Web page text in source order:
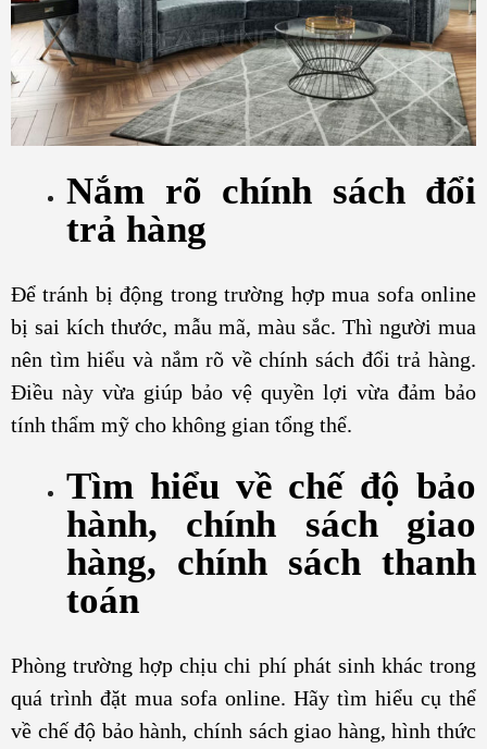
Nắm rõ chính sách đổi
trả hàng
Để tránh bị động trong trường hợp mua sofa online
bị sai kích thước, mẫu mã, màu sắc. Thì người mua
nên tìm hiểu và nắm rõ về chính sách đổi trả hàng.
Điều này vừa giúp bảo vệ quyền lợi vừa đảm bảo
tính thẩm mỹ cho không gian tổng thể.
Tìm hiểu về chế độ bảo
hành, chính sách giao
hàng, chính sách thanh
toán
Phòng trường hợp chịu chi phí phát sinh khác trong
quá trình đặt mua sofa online. Hãy tìm hiểu cụ thể
về chế độ bảo hành, chính sách giao hàng, hình thức